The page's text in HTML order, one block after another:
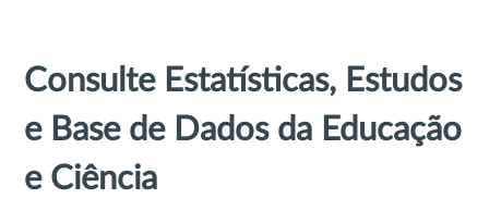
Consulte Estatísticas, Estudos
e Base de Dados da Educação
e Ciência